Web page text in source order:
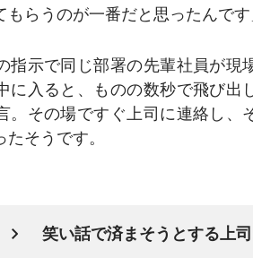
もらうのが一番だと思ったんです
示で同じ部署の先輩社員が現
に入ると、ものの数秒で飛び出
。その場ですぐ上司に連絡し、
そうです。
笑い話で済まそうとする上